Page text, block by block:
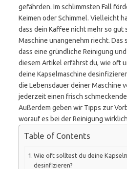
gefährden. Im schlimmsten Fall
Keimen oder Schimmel. Vielleicht
dass dein Kaffee nicht mehr so gut
Maschine unangenehm riecht. Das
dass eine gründliche Reinigung
diesem Artikel erfährst du, wie oft
deine Kapselmaschine
die Lebensdauer deiner Maschine
jederzeit einen frisch
Außerdem geben wir Tipps zur
worauf es bei der Reinigung
Table of Contents
Wie oft solltest du deine
desinfizieren?